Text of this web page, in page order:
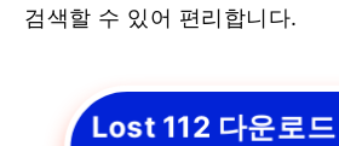
검색할 수 있어 편리합니다.
Lost 112 다운로